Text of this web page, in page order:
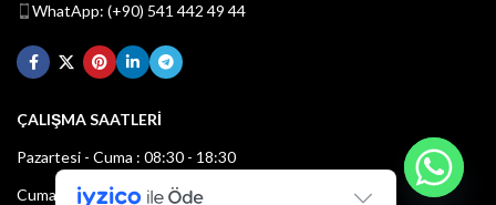
WhatApp: (+90) 541 442 49 44
ÇALIŞMA SAATLERİ
Pazartesi - Cuma : 08:30 - 18:30
Cumartesi : 08:30 - 13:00